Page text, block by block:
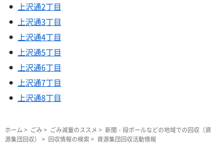
上沢通2丁目
上沢通3丁目
上沢通4丁目
上沢通5丁目
上沢通6丁目
上沢通7丁目
上沢通8丁目
ホーム > ごみ > ごみ減量のススメ > 新聞・段ボールなどの地域での回収（資
源集団回収）
> 回収情報の検索 > 資源集団回収活動情報